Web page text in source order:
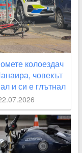
колоездач
човекът
и си е глътнал